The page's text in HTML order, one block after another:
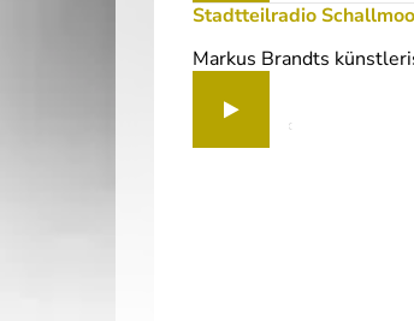
Stadtteilradio
Markus Brandts